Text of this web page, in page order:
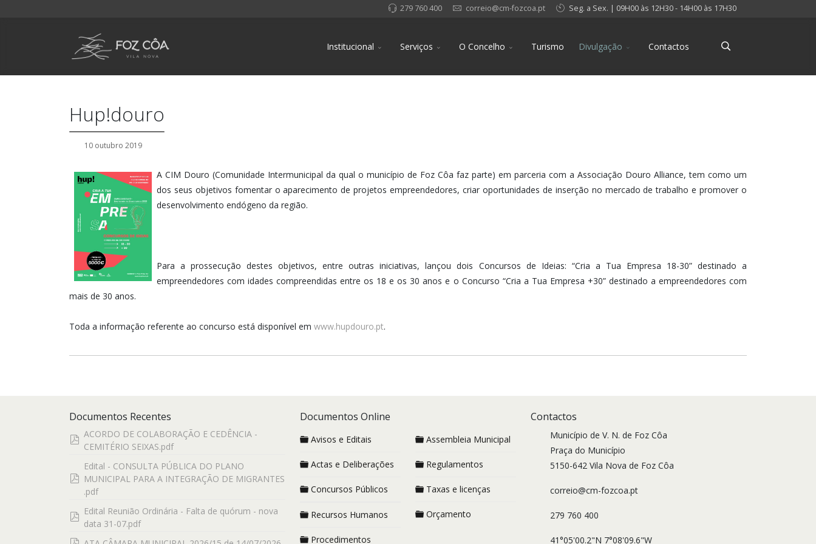
279 760 400 correio@cm-fozcoa.pt Seg. a Sex. | 09H00 às 12H30 - 14H00 às 17H30
Institucional Serviços O Concelho Turismo Divulgação Contactos
Hup!douro
10 outubro 2019
A CIM Douro (Comunidade Intermunicipal da qual o município de Foz Côa faz parte) em parceria com a Associação Douro Alliance, tem como um
dos seus objetivos fomentar o aparecimento de projetos empreendedores, criar oportunidades de inserção no mercado de trabalho e promover o
desenvolvimento endógeno da região.
Para a prossecução destes objetivos, entre outras iniciativas, lançou dois Concursos de Ideias: “Cria a Tua Empresa 18-30” destinado a
empreendedores com idades compreendidas entre os 18 e os 30 anos e o Concurso “Cria a Tua Empresa +30” destinado a empreendedores com
mais de 30 anos.
Toda a informação referente ao concurso está disponível em www.hupdouro.pt.
Documentos Recentes
pdf
ACORDO DE COLABORAÇÃO E CEDÊNCIA -
CEMITÉRIO SEIXAS.pdf
pdf
Edital - CONSULTA PÚBLICA DO PLANO
MUNICIPAL PARA A INTEGRAÇÃO DE MIGRANTES
.pdf
pdf
Edital Reunião Ordinária - Falta de quórum - nova
data 31-07.pdf
Documentos Online
Avisos e Editais
Actas e Deliberações
Concursos Públicos
Recursos Humanos
Procedimentos
Assembleia Municipal
Regulamentos
Taxas e licenças
Orçamento
Contactos
Município de V. N. de Foz Côa
Praça do Município
5150-642 Vila Nova de Foz Côa
correio@cm-fozcoa.pt
279 760 400
41°05'00.2"N 7°08'09.6"W